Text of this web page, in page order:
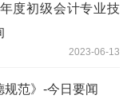
度初级会计专业技
2023-06-13
规范》-今日要闻